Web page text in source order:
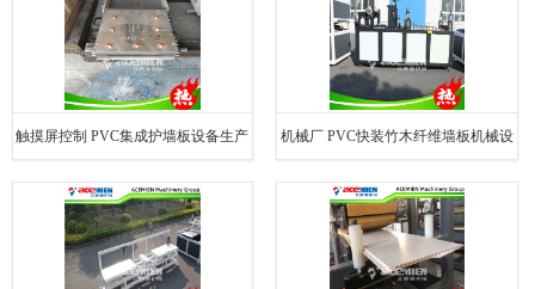
触摸屏控制 PVC集成护墙板设备生产 机械厂 PVC快装竹木纤维墙板机械设